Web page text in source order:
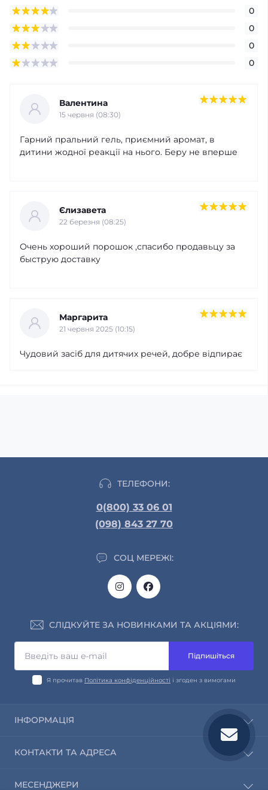
0
0
0
0
Валентина
15 червня (08:30)
Гарний пральний гель, приємний аромат, в
дитини жодної реакції на нього. Беру не вперше
Єлизавета
22 березня (08:25)
Очень хороший порошок ,спасибо продавьцу за
быструю доставку
Маргарита
21 червня 2025 (10:15)
Чудовий засіб для дитячих речей, добре відпирає
ТЕЛЕФОНИ:
0(800) 33 06 01
(098) 843 27 70
СОЦ МЕРЕЖІ:
СЛІДКУЙТЕ ЗА НОВИНКАМИ ТА АКЦІЯМИ:
Підпишіться
Я прочитав Політика конфіденційності і згоден з вимогами
ІНФОРМАЦІЯ
Інформація про доставку та оплату
Політика конфіденційності
КОНТАКТИ ТА АДРЕСА
МЕСЕНДЖЕРИ